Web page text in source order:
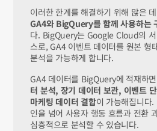
GA4와 BigQuery를 함께 사용하는
다. BigQuery는 Google Cloud의 서
스로, GA4 이벤트 데이터를 원본 형
분석을 가능하게 합니다.
GA4 데이터를 BigQuery에 적재하면
터 분석, 장기 데이터 보관, 이벤트
마케팅 데이터 결합이 가능해집니다
인을 넘어 사용자 행동 흐름과 전환
심층적으로 분석할 수 있습니다.